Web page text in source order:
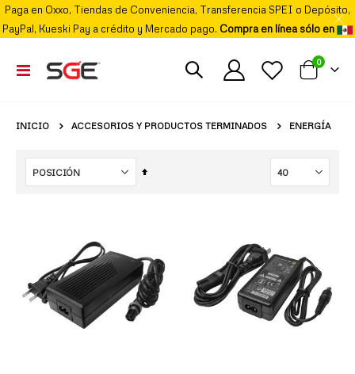
Paga en Oxxo, Tiendas de Conveniencia, Transferencia SPEI o Depósito,
PayPal, Kueski Pay a crédito y Mercado pago. Compra en línea sólo en
Cambiar
Nav
Mi carrito
0
INICIO ACCESORIOS Y PRODUCTOS TERMINADOS ENERGÍA
Fijar